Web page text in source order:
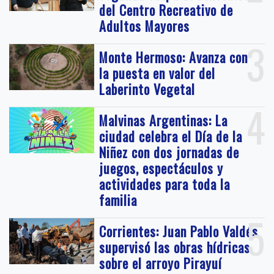
del Centro Recreativo de
Adultos Mayores
3
Monte Hermoso: Avanza con
la puesta en valor del
Laberinto Vegetal
4
Malvinas Argentinas: La
ciudad celebra el Día de la
Niñez con dos jornadas de
juegos, espectáculos y
actividades para toda la
familia
5
Corrientes: Juan Pablo Valdés
supervisó las obras hídricas
sobre el arroyo Pirayuí